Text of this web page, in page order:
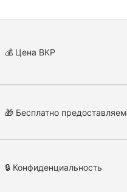
💰 Цена ВКР
🎁 Бесплатно предоставляем
🔒 Конфиденциальность